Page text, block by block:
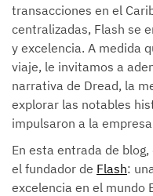
transacciones en el
centralizadas, Flash se
y excelencia. A medida
viaje, le invitamos a
narrativa de Dread, la
explorar las notables
impulsaron a la
En esta entrada de
el fundador de Flash:
excelencia en el mundo